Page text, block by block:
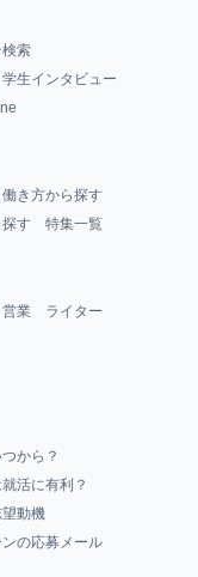
索
学生インタビュー
働き方から探す
す 特集一覧
営業
ライター
から？
活に有利？
動機
の応募メール